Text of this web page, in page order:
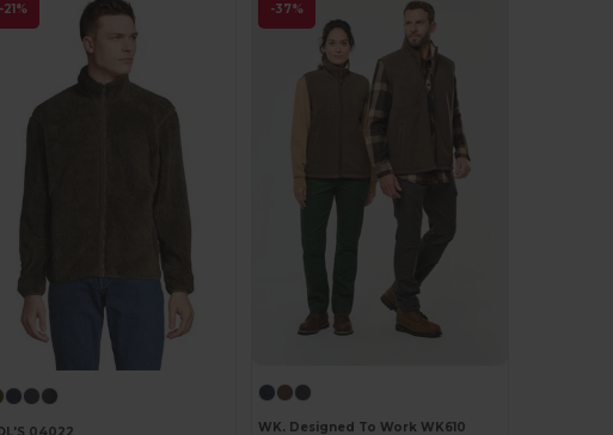
-21%
04022
-37%
WK. Designed To Work WK610